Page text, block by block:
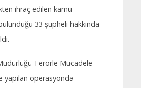
ihraç edilen kamu
33 şüpheli hakkında
Terörle Mücadele
yapılan operasyonda